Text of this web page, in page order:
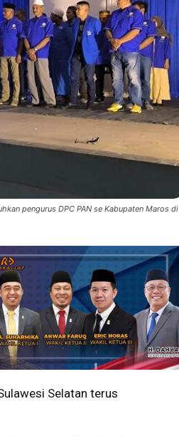
pengurus DPC PAN se Kabupaten Maros di
Selatan terus